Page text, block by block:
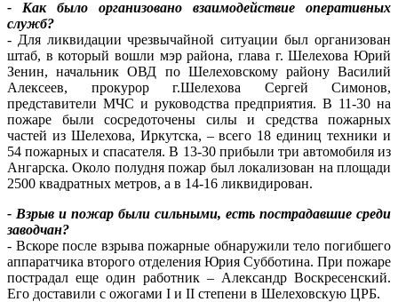
- Как было организовано взаимодействие оперативных
служб?
- Для ликвидации чрезвычайной ситуации был организован
штаб, в который вошли мэр района, глава г. Шелехова Юрий
Зенин, начальник ОВД по Шелеховскому району Василий
Алексеев, прокурор г.Шелехова Сергей Симонов,
представители МЧС и руководства предприятия. В 11-30 на
пожаре были сосредоточены силы и средства пожарных
частей из Шелехова, Иркутска, – всего 18 единиц техники и
54 пожарных и спасателя. В 13-30 прибыли три автомобиля из
Ангарска. Около полудня пожар был локализован на площади
2500 квадратных метров, а в 14-16 ликвидирован.
- Взрыв и пожар были сильными, есть пострадавшие среди
заводчан?
- Вскоре после взрыва пожарные обнаружили тело погибшего
аппаратчика второго отделения Юрия Субботина. При пожаре
пострадал еще один работник – Александр Воскресенский.
Его доставили с ожогами I и II степени в Шелеховскую ЦРБ.